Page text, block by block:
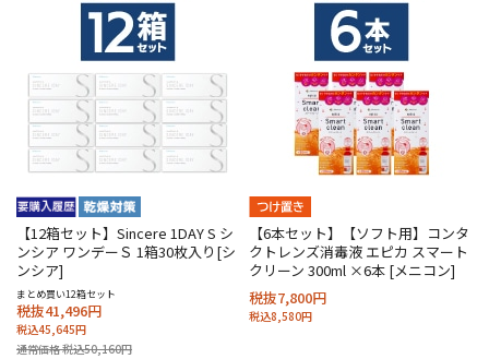
【12箱セット】Sincere 1DAY S シ
ンシア ワンデーＳ 1箱30枚入り[シ
ンシア]
まとめ買い12箱セット
税抜41,496円
税込45,645円
通常価格 税込50,160円
【6本セット】【ソフト用】コンタ
クトレンズ消毒液 エピカ スマート
クリーン 300ml ×6本 [メニコン]
税抜7,800円
税込8,580円